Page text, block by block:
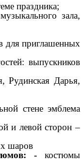
праздника;
зала,
приглашенных
выпускников
Дарья,
стене эмблема
сторон –
- костюмы